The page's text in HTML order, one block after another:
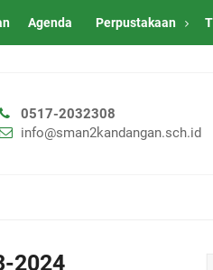
Agenda Perpustakaan
0517-2032308
info@sman2kandangan.sch.id
2024